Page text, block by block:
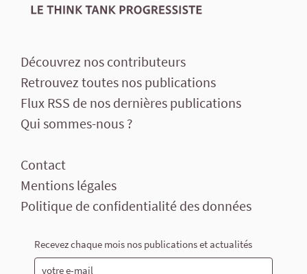
Découvrez nos contributeurs
Retrouvez toutes nos publications
Flux RSS de nos dernières publications
Qui sommes-nous ?
Contact
Mentions légales
Politique de confidentialité des données
Recevez chaque mois nos publications et actualités